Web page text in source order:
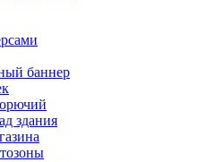
баннер
здания